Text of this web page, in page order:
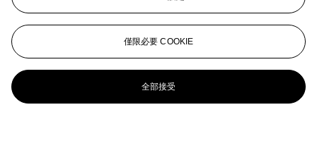
僅限必要 COOKIE
全部接受